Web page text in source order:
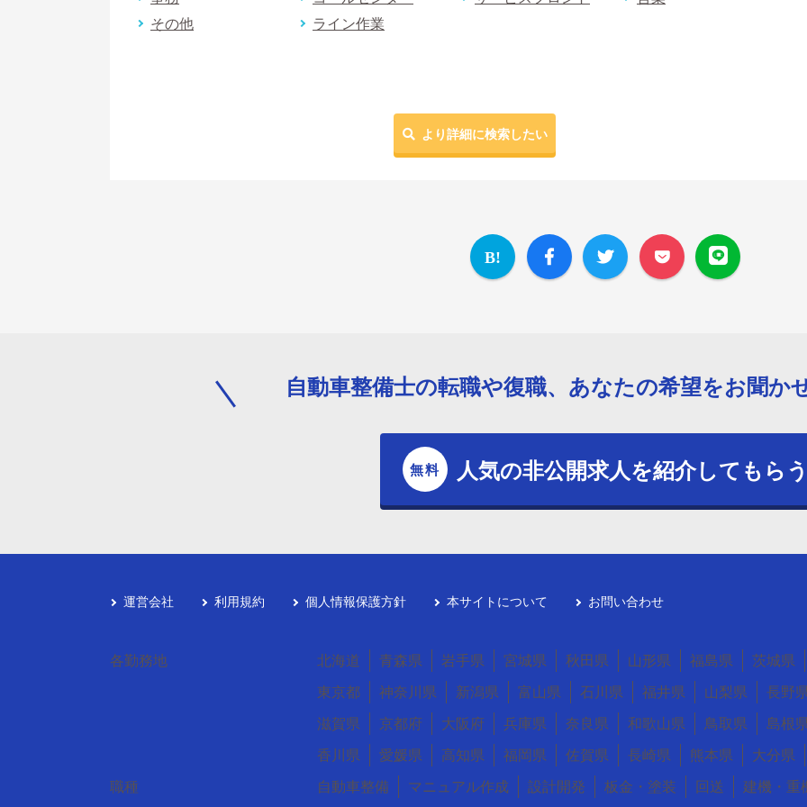
その他
ライン作業
より詳細に検索したい
自動車整備士の転職や復職、あなたの希望をお聞か
人気の非公開求人を紹介してもらう
運営会社 利用規約 個人情報保護方針 本サイトについて お問い合わせ
各勤務地 北海道 青森県 岩手県 宮城県 秋田県 山形県 福島県 茨城県
東京都 神奈川県 新潟県 富山県 石川県 福井県 山梨県 長野
滋賀県 京都府 大阪府 兵庫県 奈良県 和歌山県 鳥取県 島根
香川県 愛媛県 高知県 福岡県 佐賀県 長崎県 熊本県 大分県
職種 自動車整備 マニュアル作成 設計開発 板金・塗装 回送 建機・重